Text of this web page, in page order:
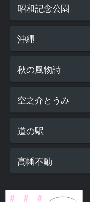
昭和記念公園
沖縄
秋の風物詩
空之介とうみ
道の駅
高幡不動